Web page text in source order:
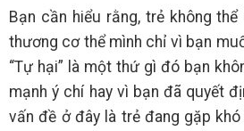
Bạn cần hiểu rằng, trẻ không
thương cơ thể mình chỉ vì bạn
“Tự hại” là một thứ gì đó bạn
mạnh ý chí hay vì bạn đã quyết
vấn đề ở đây là trẻ đang gặp